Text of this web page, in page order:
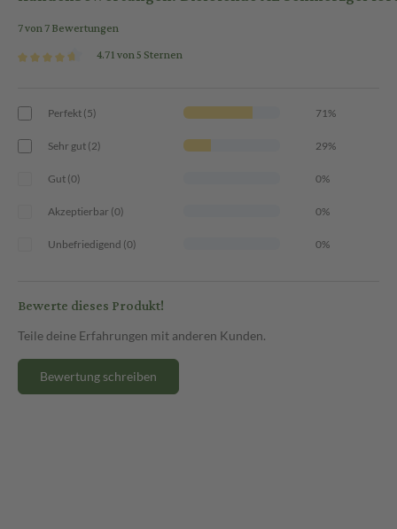
7 von 7 Bewertungen
4.71 von 5 Sternen
Perfekt (5) 71%
Sehr gut (2) 29%
Gut (0) 0%
Akzeptierbar (0) 0%
Unbefriedigend (0) 0%
Bewerte dieses Produkt!
Teile deine Erfahrungen mit anderen Kunden.
Bewertung schreiben